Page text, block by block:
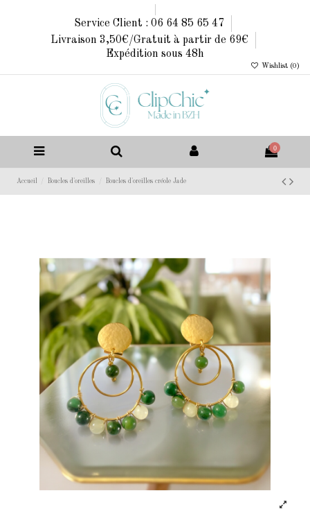
Service Client : 06 64 85 65 47
Livraison 3,50€/Gratuit à partir de 69€
Expédition sous 48h
Wishlist (0 )
0
Accueil Boucles d'oreilles Boucles d'oreilles créole Jade